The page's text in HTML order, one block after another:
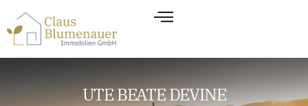
UTE BEATE DEVINE